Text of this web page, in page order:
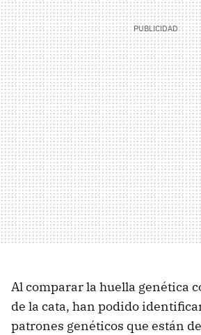
Al comparar la huella genética
de la cata, han podido
patrones genéticos que están